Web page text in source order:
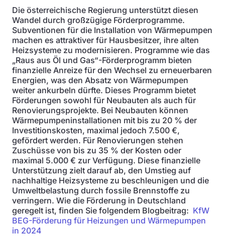
Die österreichische Regierung unterstützt diesen
Wandel durch großzügige Förderprogramme.
Subventionen für die Installation von Wärmepumpen
machen es attraktiver für Hausbesitzer, ihre alten
Heizsysteme zu modernisieren. Programme wie das
„Raus aus Öl und Gas“-Förderprogramm bieten
finanzielle Anreize für den Wechsel zu erneuerbaren
Energien, was den Absatz von Wärmepumpen
weiter ankurbeln dürfte. Dieses Programm bietet
Förderungen sowohl für Neubauten als auch für
Renovierungsprojekte. Bei Neubauten können
Wärmepumpeninstallationen mit bis zu 20 % der
Investitionskosten, maximal jedoch 7.500 €,
gefördert werden. Für Renovierungen stehen
Zuschüsse von bis zu 35 % der Kosten oder
maximal 5.000 € zur Verfügung. Diese finanzielle
Unterstützung zielt darauf ab, den Umstieg auf
nachhaltige Heizsysteme zu beschleunigen und die
Umweltbelastung durch fossile Brennstoffe zu
verringern. Wie die Förderung in Deutschland
geregelt ist, finden Sie folgendem Blogbeitrag: KfW
BEG-Förderung für Heizungen und Wärmepumpen
in 2024